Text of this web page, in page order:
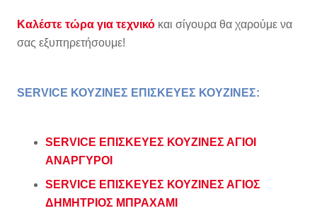
Καλέστε τώρα για τεχνικό και σίγουρα θα χαρούμε να
σας εξυπηρετήσουμε!
SERVICE ΚΟΥΖΙΝΕΣ ΕΠΙΣΚΕΥΕΣ ΚΟΥΖΙΝΕΣ:
SERVICE ΕΠΙΣΚΕΥΕΣ ΚΟΥΖΙΝΕΣ ΑΓΙΟΙ
ΑΝΑΡΓΥΡΟΙ
SERVICE ΕΠΙΣΚΕΥΕΣ ΚΟΥΖΙΝΕΣ ΑΓΙΟΣ
ΔΗΜΗΤΡΙΟΣ ΜΠΡΑΧΑΜΙ